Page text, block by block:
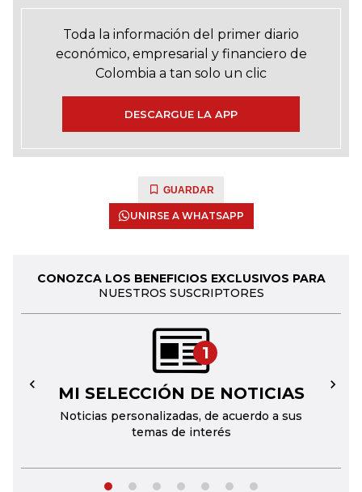
Toda la información del primer diario
económico, empresarial y financiero de
Colombia a tan solo un clic
DESCARGUE LA APP
GUARDAR
UNIRSE A WHATSAPP
CONOZCA LOS BENEFICIOS EXCLUSIVOS PARA
NUESTROS SUSCRIPTORES
1
MI SELECCIÓN DE NOTICIAS
Noticias personalizadas, de acuerdo a sus
temas de interés
← →